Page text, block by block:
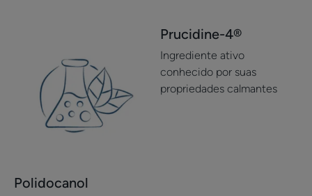
Polidocanol
Prucidine-4®
Ingrediente ativo
conhecido por suas
propriedades calmantes